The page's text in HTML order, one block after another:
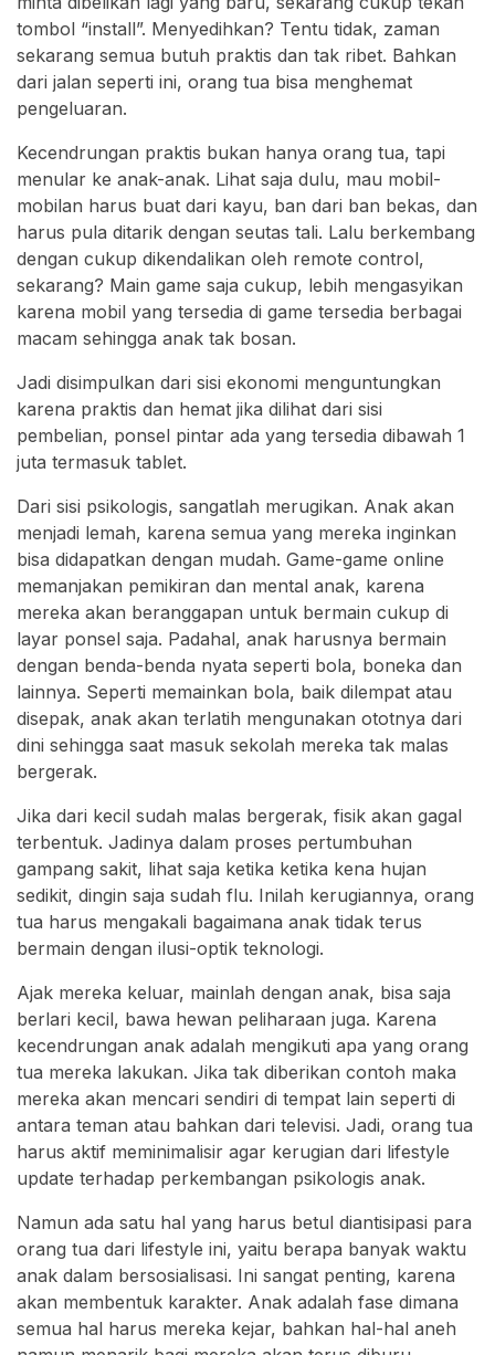
tombol “install”. Menyedihkan? Tentu tidak, zaman
sekarang semua butuh praktis dan tak ribet. Bahkan
dari jalan seperti ini, orang tua bisa menghemat
pengeluaran.
Kecendrungan praktis bukan hanya orang tua, tapi
menular ke anak-anak. Lihat saja dulu, mau mobil-
mobilan harus buat dari kayu, ban dari ban bekas, dan
harus pula ditarik dengan seutas tali. Lalu berkembang
dengan cukup dikendalikan oleh remote control,
sekarang? Main game saja cukup, lebih mengasyikan
karena mobil yang tersedia di game tersedia berbagai
macam sehingga anak tak bosan.
Jadi disimpulkan dari sisi ekonomi menguntungkan
karena praktis dan hemat jika dilihat dari sisi
pembelian, ponsel pintar ada yang tersedia dibawah 1
juta termasuk tablet.
Dari sisi psikologis, sangatlah merugikan. Anak akan
menjadi lemah, karena semua yang mereka inginkan
bisa didapatkan dengan mudah. Game-game online
memanjakan pemikiran dan mental anak, karena
mereka akan beranggapan untuk bermain cukup di
layar ponsel saja. Padahal, anak harusnya bermain
dengan benda-benda nyata seperti bola, boneka dan
lainnya. Seperti memainkan bola, baik dilempat atau
disepak, anak akan terlatih mengunakan ototnya dari
dini sehingga saat masuk sekolah mereka tak malas
bergerak.
Jika dari kecil sudah malas bergerak, fisik akan gagal
terbentuk. Jadinya dalam proses pertumbuhan
gampang sakit, lihat saja ketika ketika kena hujan
sedikit, dingin saja sudah flu. Inilah kerugiannya, orang
tua harus mengakali bagaimana anak tidak terus
bermain dengan ilusi-optik teknologi.
Ajak mereka keluar, mainlah dengan anak, bisa saja
berlari kecil, bawa hewan peliharaan juga. Karena
kecendrungan anak adalah mengikuti apa yang orang
tua mereka lakukan. Jika tak diberikan contoh maka
mereka akan mencari sendiri di tempat lain seperti di
antara teman atau bahkan dari televisi. Jadi, orang tua
harus aktif meminimalisir agar kerugian dari lifestyle
update terhadap perkembangan psikologis anak.
Namun ada satu hal yang harus betul diantisipasi para
orang tua dari lifestyle ini, yaitu berapa banyak waktu
anak dalam bersosialisasi. Ini sangat penting, karena
akan membentuk karakter. Anak adalah fase dimana
semua hal harus mereka kejar, bahkan hal-hal aneh